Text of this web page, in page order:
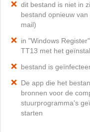
dit bestand is niet in
bestand opnieuw
mail)
in "Windows
TT13 met het
bestand is
De app die het
bronnen voor de
stuurprogramma's
starten